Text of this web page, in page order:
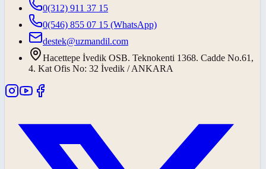
0(312) 911 37 15
0(546) 855 07 15 (WhatsApp)
destek@uzmandil.com
Hacettepe İvedik OSB. Teknokenti 1368. Cadde No.61,
4. Kat Ofis No: 32 İvedik / ANKARA